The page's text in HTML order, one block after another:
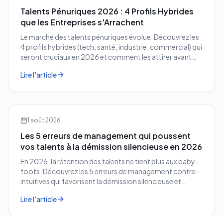
Talents Pénuriques 2026 : 4 Profils Hybrides
que les Entreprises s'Arrachent
Le marché des talents pénuriques évolue. Découvrez les
4 profils hybrides (tech, santé, industrie, commercial) qui
seront cruciaux en 2026 et comment les attirer avant
Lire l'article
1 août 2026
Les 5 erreurs de management qui poussent
vos talents à la démission silencieuse en 2026
En 2026, la rétention des talents ne tient plus aux baby-
foots. Découvrez les 5 erreurs de management contre-
intuitives qui favorisent la démission silencieuse et
Lire l'article